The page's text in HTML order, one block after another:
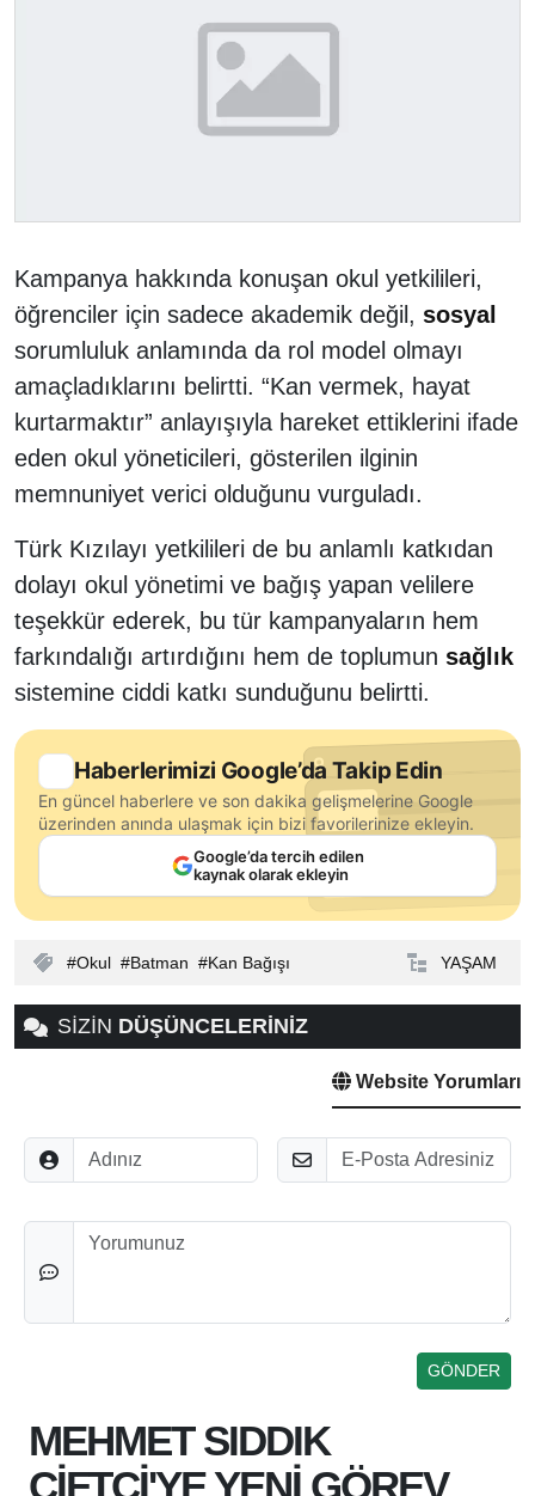
Kampanya hakkında konuşan okul yetkilileri,
öğrenciler için sadece akademik değil, sosyal
sorumluluk anlamında da rol model olmayı
amaçladıklarını belirtti. “Kan vermek, hayat
kurtarmaktır” anlayışıyla hareket ettiklerini ifade
eden okul yöneticileri, gösterilen ilginin
memnuniyet verici olduğunu vurguladı.
Türk Kızılayı yetkilileri de bu anlamlı katkıdan
dolayı okul yönetimi ve bağış yapan velilere
teşekkür ederek, bu tür kampanyaların hem
farkındalığı artırdığını hem de toplumun sağlık
sistemine ciddi katkı sunduğunu belirtti.
Haberlerimizi Google’da Takip Edin
En güncel haberlere ve son dakika gelişmelerine Google
üzerinden anında ulaşmak için bizi favorilerinize ekleyin.
Google’da tercih edilen
kaynak olarak ekleyin
Okul Batman Kan Bağışı YAŞAM
SİZİN DÜŞÜNCELERİNİZ
Website Yorumları
Adınız E-Posta
Düşünceleriniz
MEHMET SIDDIK
ÇİFTÇİ'YE YENİ GÖREV